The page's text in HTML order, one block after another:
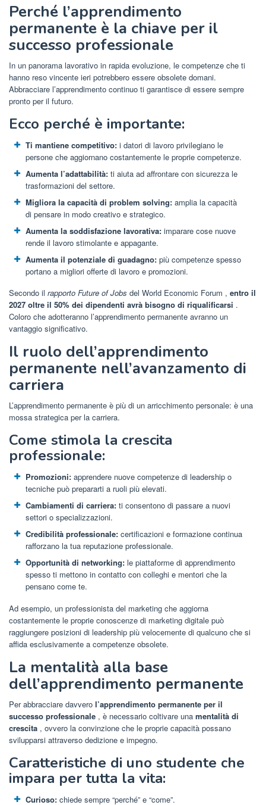
Perché l’apprendimento
permanente è la chiave per il
successo professionale
In un panorama lavorativo in rapida evoluzione, le competenze che ti
hanno reso vincente ieri potrebbero essere obsolete domani.
Abbracciare l’apprendimento continuo ti garantisce di essere sempre
pronto per il futuro.
Ecco perché è importante:
Ti mantiene competitivo: i datori di lavoro privilegiano le
persone che aggiornano costantemente le proprie competenze.
Aumenta l’adattabilità: ti aiuta ad affrontare con sicurezza le
trasformazioni del settore.
Migliora la capacità di problem solving: amplia la capacità
di pensare in modo creativo e strategico.
Aumenta la soddisfazione lavorativa: imparare cose nuove
rende il lavoro stimolante e appagante.
Aumenta il potenziale di guadagno: più competenze spesso
portano a migliori offerte di lavoro e promozioni.
Secondo il rapporto Future of Jobs del World Economic Forum , entro il
2027 oltre il 50% dei dipendenti avrà bisogno di riqualificarsi .
Coloro che adotteranno l’apprendimento permanente avranno un
vantaggio significativo.
Il ruolo dell’apprendimento
permanente nell’avanzamento di
carriera
L’apprendimento permanente è più di un arricchimento personale: è una
mossa strategica per la carriera.
Come stimola la crescita
professionale:
Promozioni: apprendere nuove competenze di leadership o
tecniche può prepararti a ruoli più elevati.
Cambiamenti di carriera: ti consentono di passare a nuovi
settori o specializzazioni.
Credibilità professionale: certificazioni e formazione continua
rafforzano la tua reputazione professionale.
Opportunità di networking: le piattaforme di apprendimento
spesso ti mettono in contatto con colleghi e mentori che la
pensano come te.
Ad esempio, un professionista del marketing che aggiorna
costantemente le proprie conoscenze di marketing digitale può
raggiungere posizioni di leadership più velocemente di qualcuno che si
affida esclusivamente a competenze obsolete.
La mentalità alla base
dell’apprendimento permanente
Per abbracciare davvero l’apprendimento permanente per il
successo professionale , è necessario coltivare una mentalità di
crescita , ovvero la convinzione che le proprie capacità possano
svilupparsi attraverso dedizione e impegno.
Caratteristiche di uno studente che
impara per tutta la vita:
Curioso: chiede sempre “perché” e “come”.